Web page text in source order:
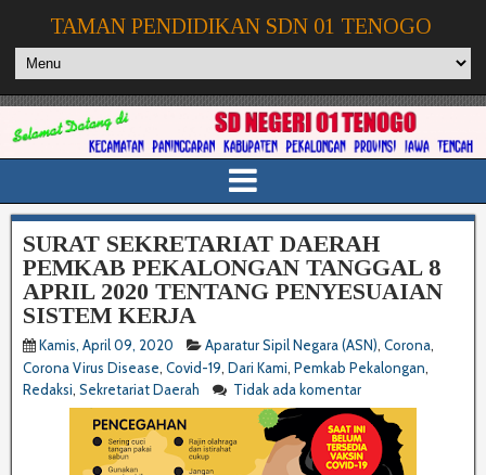
TAMAN PENDIDIKAN SDN 01 TENOGO
SURAT SEKRETARIAT DAERAH
PEMKAB PEKALONGAN TANGGAL 8
APRIL 2020 TENTANG PENYESUAIAN
SISTEM KERJA
Kamis, April 09, 2020 Aparatur Sipil Negara (ASN), Corona,
Corona Virus Disease, Covid-19, Dari Kami, Pemkab Pekalongan,
Redaksi, Sekretariat Daerah Tidak ada komentar